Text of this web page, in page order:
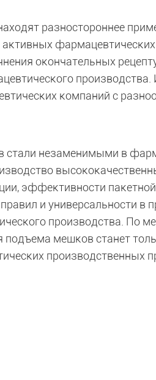
разностороннее
фармацевтических
окончательных
производства.
компаний с
незаменимыми в
эффективности
и универсальности в
производства. По
подъема мешков станет
производственных